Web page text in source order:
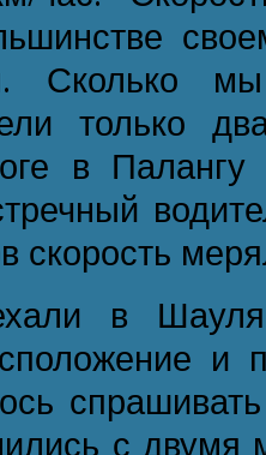
Сколько
только
в
скорость
в
и
с двумя